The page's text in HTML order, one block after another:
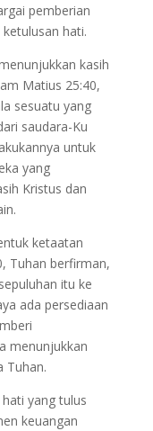
pemberian
hati.
kasih
Matius 25:40,
sesuatu yang
saudara-Ku
untuk
yang
Kristus dan
ketaatan
Tuhan berfirman,
itu ke
ada persediaan
menunjukkan
Tuhan.
yang tulus
keuangan